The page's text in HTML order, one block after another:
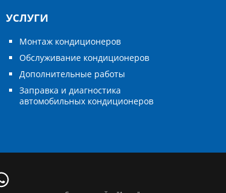
УСЛУГИ
Монтаж кондиционеров
Обслуживание кондиционеров
Дополнительные работы
Заправка и диагностика
автомобильных кондиционеров